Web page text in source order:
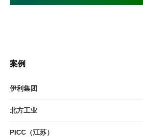
案例
伊利集团
北方工业
PICC（江苏）